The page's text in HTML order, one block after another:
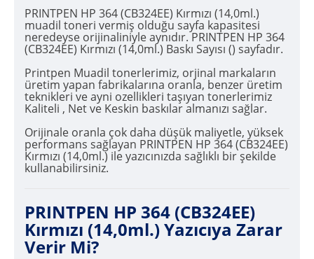
PRINTPEN HP 364 (CB324EE) Kırmızı (14,0ml.)
muadil toneri vermiş olduğu sayfa kapasitesi
neredeyse orijinaliniyle aynıdır. PRINTPEN HP 364
(CB324EE) Kırmızı (14,0ml.) Baskı Sayısı () sayfadır.
Printpen Muadil tonerlerimiz, orjinal markaların
üretim yapan fabrikalarına oranla, benzer üretim
teknikleri ve ayni ozellikleri taşıyan tonerlerimiz
Kaliteli , Net ve Keskin baskılar almanızı sağlar.
Orijinale oranla çok daha düşük maliyetle, yüksek
performans sağlayan PRINTPEN HP 364 (CB324EE)
Kırmızı (14,0ml.) ile yazıcınızda sağlıklı bir şekilde
kullanabilirsiniz.
PRINTPEN HP 364 (CB324EE)
Kırmızı (14,0ml.) Yazıcıya Zarar
Verir Mi?